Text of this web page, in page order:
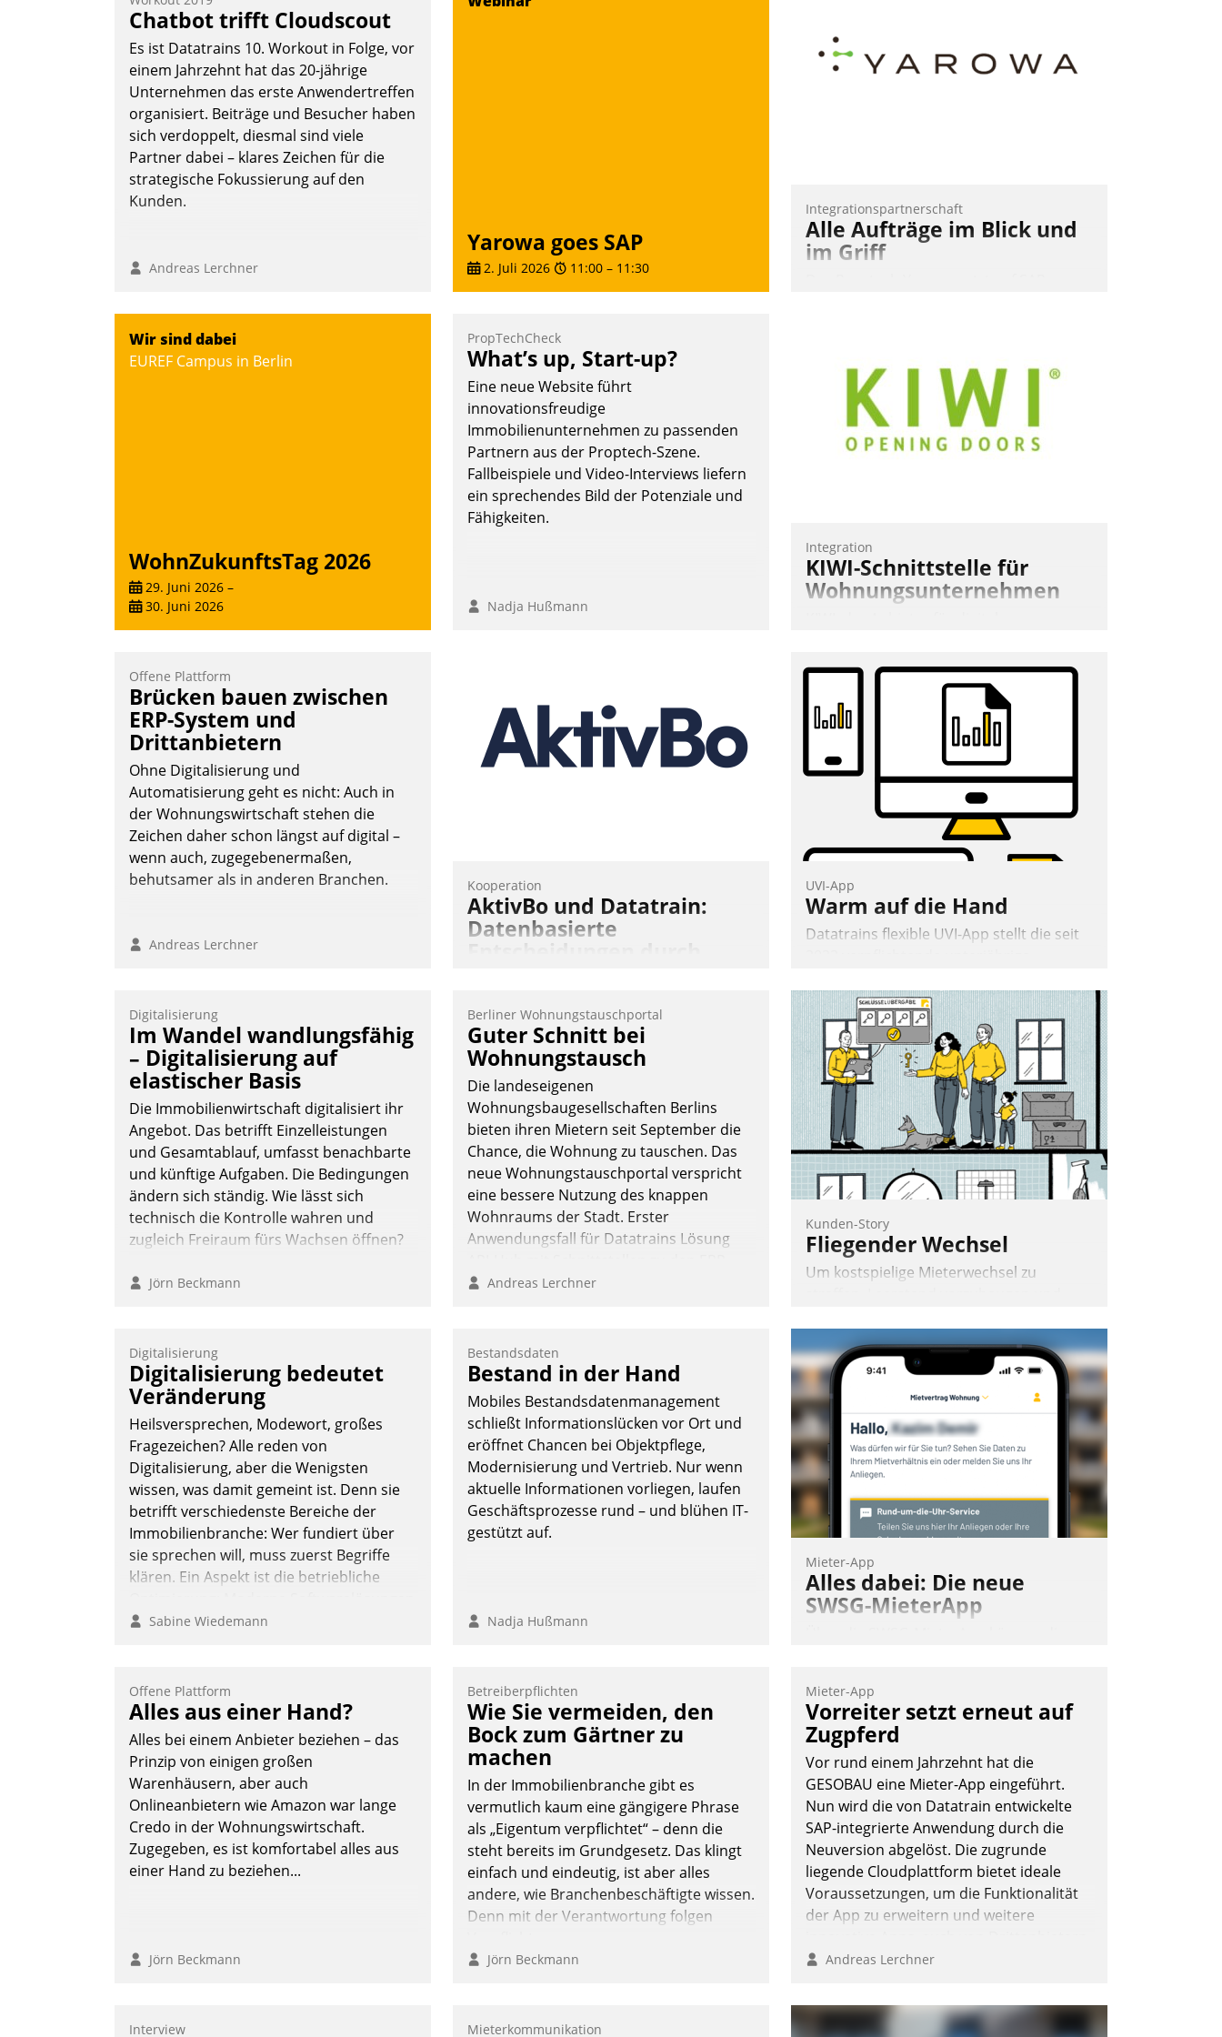
Teilnehmer kurzweilige Einblicke in
Chatbot trifft Cloudscout
Es ist Datatrains 10. Workout in Folge, vor
einem Jahrzehnt hat das 20-jährige
Unternehmen das erste Anwendertreffen
organisiert. Beiträge und Besucher haben
sich verdoppelt, diesmal sind viele
Partner dabei – klares Zeichen für die
strategische Fokussierung auf den
Kunden.
Andreas Lerchner
Yarowa goes SAP
2. Juli 2026 11:00 – 11:30
Integrationspartnerschaft
Alle Aufträge im Blick und
im Griff
operativen Instandhaltung in die SAP-
Systemlandschaft deutscher
Wohnungsunternehmen – und
beschleunigt damit den Weg vom
Mieteranliegen zum Dienstleisterauftrag.
Wir sind dabei
EUREF Campus in Berlin
WohnZukunftsTag 2026
29. Juni 2026 –
30. Juni 2026
PropTechCheck
What’s up, Start-up?
Eine neue Website führt
innovationsfreudige
Immobilienunternehmen zu passenden
Partnern aus der Proptech-Szene.
Fallbeispiele und Video-Interviews liefern
ein sprechendes Bild der Potenziale und
Fähigkeiten.
Nadja Hußmann
Integration
KIWI-Schnittstelle für
Wohnungsunternehmen
Beratungs- und
Softwareentwicklungshaus Datatrain.
Andreas Lerchner
Offene Plattform
Brücken bauen zwischen
ERP-System und
Drittanbietern
Ohne Digitalisierung und
Automatisierung geht es nicht: Auch in
der Wohnungswirtschaft stehen die
Zeichen daher schon längst auf digital –
wenn auch, zugegebenermaßen,
behutsamer als in anderen Branchen.
Andreas Lerchner
Kooperation
AktivBo und Datatrain:
Datenbasierte
AktivBo und Datatrain kooperieren –
Immobilienunternehmen profitieren: Die
nahtlose Integration der Lösungen von
AktivBo und Datatrain ermöglicht
automatisiert ausgelöste, zielgerichtete
Mieterbefragungen – eine starke
Grundlage für intelligente, datengestützte
Entscheidungen.
UVI-App
Warm auf die Hand
Datatrains flexible UVI-App stellt die seit
zuverlässig und leicht bekömmlich bereit:
Die monatlichen Mitteilungen zum
Heizungs- und Wasserverbrauch gehen
automatisiert, vollständig und auf
Wunsch über mehrere zuvor festgelegte
Kommunikationswege bei den
Empfängern ein.
Nadja Hußmann
Digitalisierung
Im Wandel wandlungsfähig
– Digitalisierung auf
elastischer Basis
Die Immobilienwirtschaft digitalisiert ihr
Angebot. Das betrifft Einzelleistungen
und Gesamtablauf, umfasst benachbarte
und künftige Aufgaben. Die Bedingungen
ändern sich ständig. Wie lässt sich
technisch die Kontrolle wahren und
zugleich Freiraum fürs Wachsen öffnen?
Jörn Beckmann
Berliner Wohnungstauschportal
Guter Schnitt bei
Wohnungstausch
Die landeseigenen
Wohnungsbaugesellschaften Berlins
bieten ihren Mietern seit September die
Chance, die Wohnung zu tauschen. Das
neue Wohnungstauschportal verspricht
eine bessere Nutzung des knappen
Wohnraums der Stadt. Erster
Anwendungsfall für Datatrains Lösung
Systemen der Unternehmen.
Andreas Lerchner
Kunden-Story
Fliegender Wechsel
Um kostspielige Mieterwechsel zu
vernetzen, nutzt die Berliner Gewobag
seit Jahresbeginn eine Überblick, Einsicht
und Eingriff bietende Lösung. Zur
Entwicklung setzte man auf
Cloudtechnologie, bewährte und Startup-
Partner sowie erstmals agile
Projektmethoden.
Nadja Hußmann
Digitalisierung
Digitalisierung bedeutet
Veränderung
Heilsversprechen, Modewort, großes
Fragezeichen? Alle reden von
Digitalisierung, aber die Wenigsten
wissen, was damit gemeint ist. Denn sie
betrifft verschiedenste Bereiche der
Immobilienbranche: Wer fundiert über
sie sprechen will, muss zuerst Begriffe
klären. Ein Aspekt ist die betriebliche
ermöglichen große Einsparungen durch
Allein mit der Einführung einer neuen
Software ist es nicht getan. Die
Digitalisierung erfordert von
Unternehmen die Bereitschaft, sich zu
überprüfen, zu hinterfragen und zu
verändern.
Sabine Wiedemann
Bestandsdaten
Bestand in der Hand
Mobiles Bestandsdatenmanagement
schließt Informationslücken vor Ort und
eröffnet Chancen bei Objektpflege,
Modernisierung und Vertrieb. Nur wenn
aktuelle Informationen vorliegen, laufen
Geschäftsprozesse rund – und blühen IT-
gestützt auf.
Nadja Hußmann
Mieter-App
Alles dabei: Die neue
SWSG-MieterApp
auf dem Laufenden bleiben, Daten
einsehen und ändern oder
Schadensmeldungen abgeben – rund um
die Uhr.
Andreas Lerchner
Offene Plattform
Alles aus einer Hand?
Alles bei einem Anbieter beziehen – das
Prinzip von einigen großen
Warenhäusern, aber auch
Onlineanbietern wie Amazon war lange
Credo in der Wohnungswirtschaft.
Zugegeben, es ist komfortabel alles aus
einer Hand zu beziehen...
Jörn Beckmann
Betreiberpflichten
Wie Sie vermeiden, den
Bock zum Gärtner zu
machen
In der Immobilienbranche gibt es
vermutlich kaum eine gängigere Phrase
als „Eigentum verpflichtet“ – denn die
steht bereits im Grundgesetz. Das klingt
einfach und eindeutig, ist aber alles
andere, wie Branchenbeschäftigte wissen.
Denn mit der Verantwortung folgen
Jörn Beckmann
Mieter-App
Vorreiter setzt erneut auf
Zugpferd
Vor rund einem Jahrzehnt hat die
GESOBAU eine Mieter-App eingeführt.
Nun wird die von Datatrain entwickelte
SAP-integrierte Anwendung durch die
Neuversion abgelöst. Die zugrunde
liegende Cloudplattform bietet ideale
Voraussetzungen, um die Funktionalität
der App zu erweitern und weitere
in SAP zu integrieren.
Andreas Lerchner
Interview Mieterkommunikation